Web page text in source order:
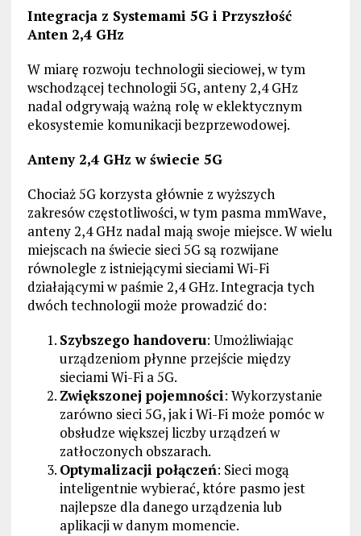
Integracja z Systemami 5G i Przyszłość
Anten 2,4 GHz
W miarę rozwoju technologii sieciowej, w tym
wschodzącej technologii 5G, anteny 2,4 GHz
nadal odgrywają ważną rolę w eklektycznym
ekosystemie komunikacji bezprzewodowej.
Anteny 2,4 GHz w świecie 5G
Chociaż 5G korzysta głównie z wyższych
zakresów częstotliwości, w tym pasma mmWave,
anteny 2,4 GHz nadal mają swoje miejsce. W wielu
miejscach na świecie sieci 5G są rozwijane
równolegle z istniejącymi sieciami Wi-Fi
działającymi w paśmie 2,4 GHz. Integracja tych
dwóch technologii może prowadzić do:
Szybszego handoveru: Umożliwiając
urządzeniom płynne przejście między
sieciami Wi-Fi a 5G.
Zwiększonej pojemności: Wykorzystanie
zarówno sieci 5G, jak i Wi-Fi może pomóc w
obsłudze większej liczby urządzeń w
zatłoczonych obszarach.
Optymalizacji połączeń: Sieci mogą
inteligentnie wybierać, które pasmo jest
najlepsze dla danego urządzenia lub
aplikacji w danym momencie.